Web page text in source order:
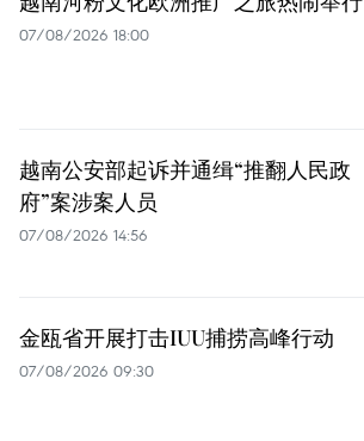
07/08/2026 18:00
越南公安部起诉并通缉“推翻人民政
府”案涉案人员
07/08/2026 14:56
金瓯省开展打击IUU捕捞高峰行动
07/08/2026 09:30